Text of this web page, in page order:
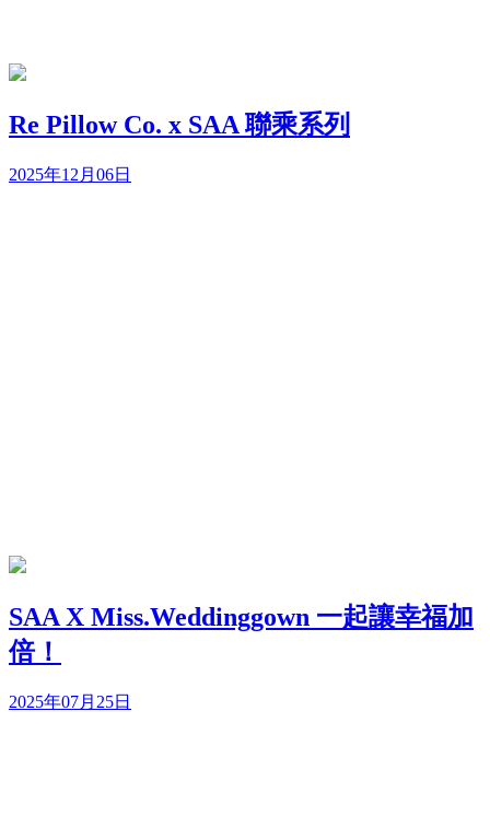
Re Pillow Co. x SAA 聯乘系列
2025年12月06日
SAA X Miss.Weddinggown 一起讓幸福加
倍！
2025年07月25日